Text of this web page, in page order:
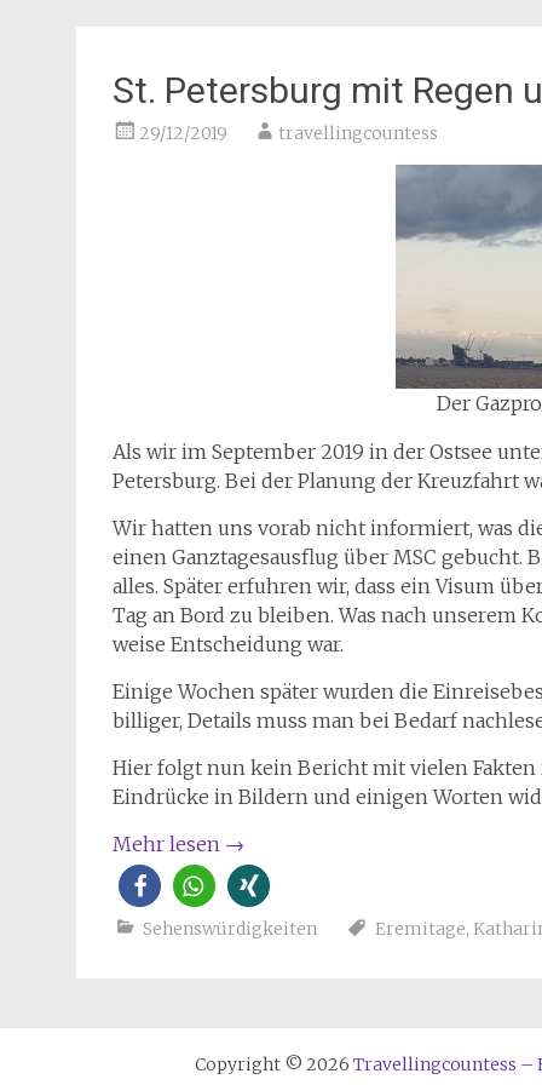
St. Petersburg mit Regen
29/12/2019 travellingcountess
Der
Als wir im September 2019 in der Ostsee
Petersburg. Bei der Planung der Kreuzfahrt
Wir hatten uns vorab nicht informiert, was
einen Ganztagesausflug über MSC
alles. Später erfuhren wir, dass ein Visum
Tag an Bord zu bleiben. Was nach unserem
weise Entscheidung war.
Einige Wochen später wurden die
billiger, Details muss man bei Bedarf
Hier folgt nun kein Bericht mit vielen
Eindrücke in Bildern und einigen Worten
Mehr lesen →
Sehenswürdigkeiten Eremitage,
Copyright © 2026 Travellingcountess –